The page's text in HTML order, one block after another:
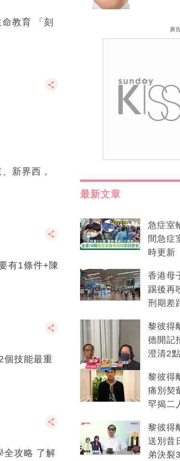
教育 「刻
新界西，
有1條件+陳
個技能最重
全攻略 了解
廣
最新文章
急症室
間急症
時更新
香港母
踢後再
刑期差
黎彼得
德開記
澄清2
黎彼得
痛別契
罕揭二
黎彼得
送別昔
弟決裂